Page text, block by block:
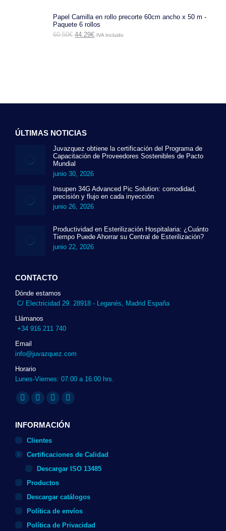
era:
26.62€.
es:
15.73€.
Papel Camilla en rollo precorte 60cm ancho x 50 m -
Paquete 6 rollos
60.50€ El
44.29€ElIVA Incluido
ÚLTIMAS NOTICIAS
Juvazquez obtiene la certificación del Programa de
Capacitación de Proveedores Sostenibles de Pacto
Mundial
junio 30, 2026
Insupen 34G Advanced Pic Solution: comodidad,
precisión y flujo en cada inyección
junio 26, 2026
Productividad en Esterilización Hospitalaria: ¿Cuánto
Tiempo Puede Ahorrar su Central de Esterilización?
junio 22, 2026
CONTACTO
Dónde estamos
C/ Electricidad 29. 28918 - Leganés, Madrid España
Llámanos
+34 916 211 740
Email
info@juvazquez.com
Horario
Lunes-Viernes: 07:00 a 16:00 hrs.
Encuéntranos en:
Twitter
opens
in
new
window
Linkedin
opens
in
new
window
Instagram
opens
new
window
Whatsapp
opens
new
window
INFORMACIÓN
Clientes
Certificaciones de Calidad
Descargar ISO 13485
Productos
Descargar catálogos
Política de envíos
Política de Privacidad